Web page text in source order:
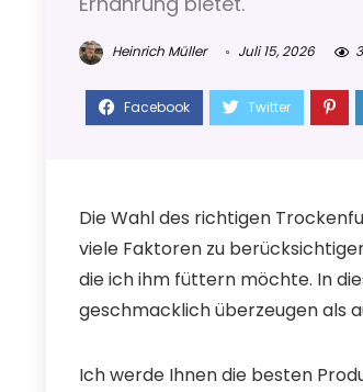
Heinrich Müller Juli 15, 2026
Die Wahl des richtigen
viele Faktoren zu
die ich ihm füttern möchte. In
geschmacklich überzeugen als
Ich werde Ihnen die besten